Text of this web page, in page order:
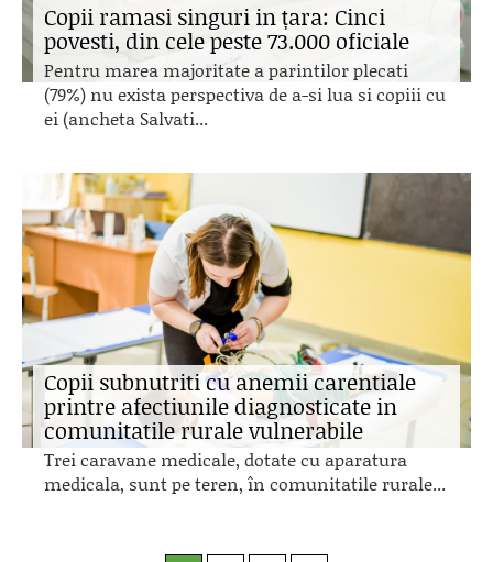
Copii ramasi singuri in țara: Cinci
povesti, din cele peste 73.000 oficiale
Pentru marea majoritate a parintilor plecati
(79%) nu exista perspectiva de a-si lua si copiii cu
ei (ancheta Salvati...
Copii subnutriti cu anemii carentiale
printre afectiunile diagnosticate in
comunitatile rurale vulnerabile
Trei caravane medicale, dotate cu aparatura
medicala, sunt pe teren, în comunitatile rurale...